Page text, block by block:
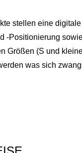
stellen eine
-Positionierung
Größen (S und
was sich